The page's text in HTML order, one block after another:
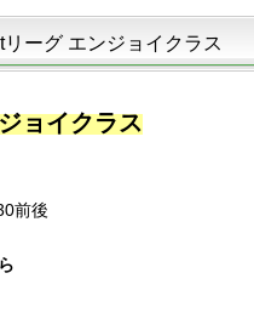
ーグ エンジョイクラス
ョイクラス
前後